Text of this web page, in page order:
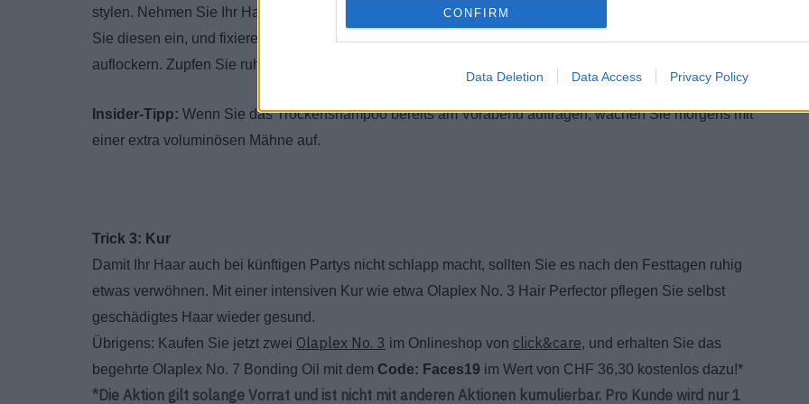
CONFIRM
Data Deletion Data Access Privacy Policy
stylen. Nehmen Sie Ihr Haar dann mit den Fingern am Oberkopf zu einem hohen Zopf zusammen. Drehen
Sie diesen ein, und fixieren Sie ihn mit dem Haargummi, bevor Sie die Haare am Oberkopf etwas
auflockern. Zupfen Sie ruhig ein paar Strähnen ins Gesicht, um dem Styling Leichtigkeit zu verleihen.
Insider-Tipp: Wenn Sie das Trockenshampoo bereits am Vorabend auftragen, wachen Sie morgens mit
einer extra voluminösen Mähne auf.
Trick 3: Kur
Damit Ihr Haar auch bei künftigen Partys nicht schlapp macht, sollten Sie es nach den Festtagen ruhig
etwas verwöhnen. Mit einer intensiven Kur wie etwa Olaplex No. 3 Hair Perfector pflegen Sie selbst
geschädigtes Haar wieder gesund.
Übrigens: Kaufen Sie jetzt zwei Olaplex No. 3 im Onlineshop von click&care, und erhalten Sie das
begehrte Olaplex No. 7 Bonding Oil mit dem Code: Faces19 im Wert von CHF 36,30 kostenlos dazu!*
*Die Aktion gilt solange Vorrat und ist nicht mit anderen Aktionen kumulierbar. Pro Kunde wird nur 1